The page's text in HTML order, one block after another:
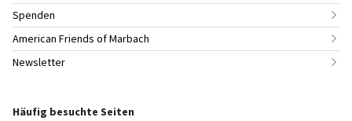
Spenden
American Friends of Marbach
Newsletter
Häufig besuchte Seiten